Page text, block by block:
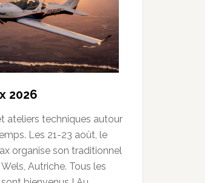
2026
ateliers techniques autour
Les 21-23 août, le
organise son traditionnel
Autriche. Tous les